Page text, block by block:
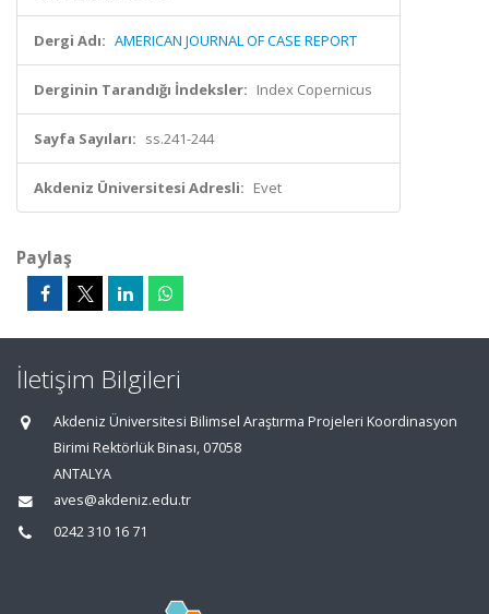
Dergi Adı: AMERICAN JOURNAL OF CASE REPORT
Derginin Tarandığı İndeksler: Index Copernicus
Sayfa Sayıları: ss.241-244
Akdeniz Üniversitesi Adresli: Evet
Paylaş
İletişim Bilgileri
Akdeniz Üniversitesi Bilimsel Araştırma Projeleri Koordinasyon
Birimi Rektörlük Binası, 07058
ANTALYA
aves@akdeniz.edu.tr
0242 310 16 71